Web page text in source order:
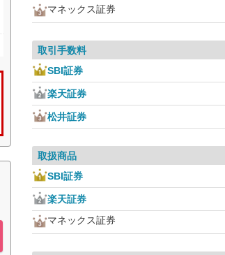
マネックス証券
取引手数料
SBI証券
楽天証券
松井証券
取扱商品
SBI証券
楽天証券
マネックス証券